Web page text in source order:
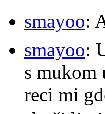
smayoo:
smayoo:
s mukom
reci mi